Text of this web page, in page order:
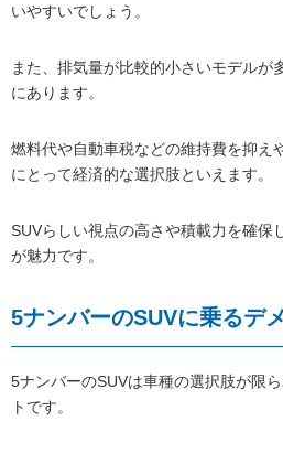
いやすいでしょう。
また、排気量が比較的小さいモデルが
にあります。
燃料代や自動車税などの維持費を抑え
にとって経済的な選択肢といえます。
SUVらしい視点の高さや積載力を確保
が魅力です。
5ナンバーのSUVに乗るデ
5ナンバーのSUVは車種の選択肢が限
トです。